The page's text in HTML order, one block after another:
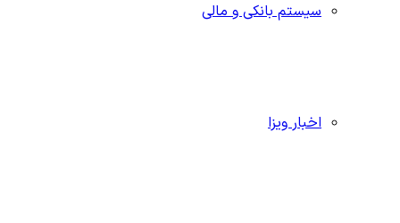
سیستم بانکی و مالی
اخبار ویزا